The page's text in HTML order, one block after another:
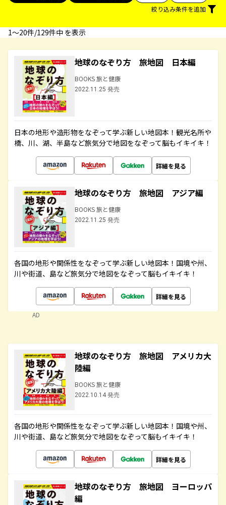
絞り込み条件を追加
1〜20件/129件中 を表示
地球のなぞり方 旅地図 日本編
BOOKS 旅と健康
2022.11.25 発売
日本の地形や造形物をなぞって学ぶ新しい地図本！観光名所や
橋、川、湖、半島など旅気分で地図をなぞって脳もイキイキ！
詳細を見る
地球のなぞり方 旅地図 アジア編
BOOKS 旅と健康
2022.11.25 発売
各国の地形や関係性をなぞって学ぶ新しい地図本！国境や州、
川や街道、島など旅気分で地図をなぞって脳もイキイキ！
詳細を見る
AD
地球のなぞり方 旅地図 アメリカ大
陸編
BOOKS 旅と健康
2022.10.14 発売
各国の地形や関係性をなぞって学ぶ新しい地図本！国境や州、
川や街道、島など旅気分で地図をなぞって脳もイキイキ！
詳細を見る
地球のなぞり方 旅地図 ヨーロッパ
編